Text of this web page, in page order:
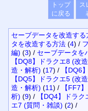
トップ
に戻る
ス
セーブデータを改造する
タを改造する方法 (4) /
編) (3) / セーブデータを
【DQ8】ドラクエ8 (改
造・解析) (17) / 【DQ6
【DQ5】ドラクエ5 (改
造・解析) (11) /
【FF7
析) (9) / 【DQ4】ドラ
エ7 (質問・雑談) (2) /